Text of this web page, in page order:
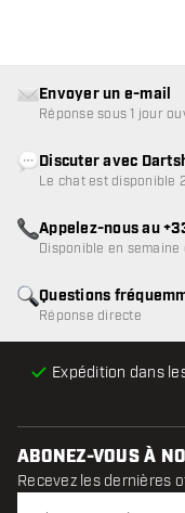
Expédition dans
Questions
Réponse directe
Envoyer un e-mail
Réponse sous 1 jour
Discuter avec
Le chat est disponible
Appelez-nous au
Disponible en semaine
ABONEZ-VOUS À
Recevez les dernières